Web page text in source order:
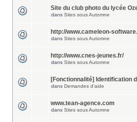
Site du club photo du lycée
dans Sites sous Automne
http://www.cameleon-
dans Sites sous Automne
http://www.cnes-jeunes.fr/
dans Sites sous Automne
[Fonctionnalité] Identification
dans Demandes d'aide
www.tean-agence.com
dans Sites sous Automne